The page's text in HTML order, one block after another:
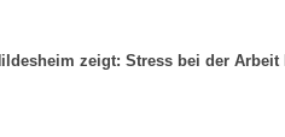
zeigt: Stress bei der